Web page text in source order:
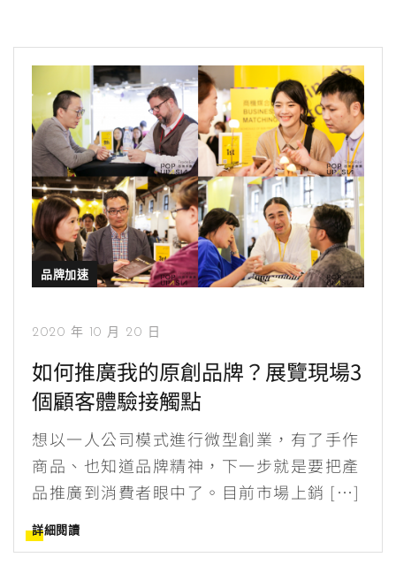
品牌加速
2020 年 10 月 20 日
如何推廣我的原創品牌？展覽現場3
個顧客體驗接觸點
想以一人公司模式進行微型創業，有了手作
商品、也知道品牌精神，下一步就是要把產
品推廣到消費者眼中了。目前市場上銷 […]
詳細閱讀